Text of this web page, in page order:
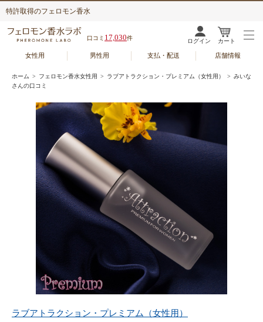
特許取得のフェロモン香水
口コミ 17,030件 ログイン カート
女性用 男性用 支払・配送 店舗情報
ホーム > フェロモン香水女性用 > ラブアトラクション・プレミアム（女性用）
> みいな
さんの口コミ
ラブアトラクション・プレミアム（女性用）